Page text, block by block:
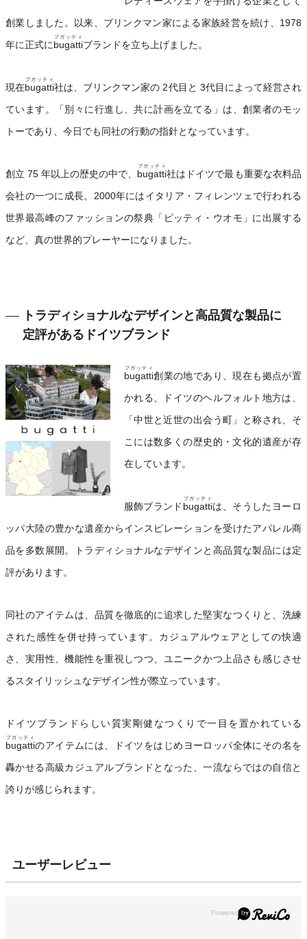
創業しました。以来、ブリンクマン家による家族経営を続け、1978
年に正式にbugatti
ブガッティ
ブランドを立ち上げました。
現在bugatti
ブガッティ
社は、ブリンクマン家の 2代目と 3代目によって経営され
ています。「別々に行進し、共に計画を立てる」は、創業者のモッ
トーであり、今日でも同社の行動の指針となっています。
創立 75 年以上の歴史の中で、 bugatti
ブガッティ
社はドイツで最も重要な衣料品
会社の一つに成長。2000年にはイタリア・フィレンツェで行われる
世界最高峰のファッションの祭典「ピッティ・ウオモ」に出展する
など、真の世界的プレーヤーになりました。
トラディショナルなデザインと高品質な製品に
定評があるドイツブランド
bugatti
ブガッティ
創業の地であり、現在も拠点が置
かれる、ドイツのヘルフォルト地方は、
「中世と近世の出会う町」と称され、そ
こには数多くの歴史的・文化的遺産が存
在しています。
服飾ブランド bugatti
ブガッティ
は、そうしたヨーロ
ッパ大陸の豊かな遺産からインスピレーションを受けたアパレル商
品を多数展開。トラディショナルなデザインと高品質な製品には定
評があります。
同社のアイテムは、品質を徹底的に追求した堅実なつくりと、洗練
された感性を併せ持っています。カジュアルウェアとしての快適
さ、実用性、機能性を重視しつつ、ユニークかつ上品さも感じさせ
るスタイリッシュなデザイン性が際立っています。
ドイツブランドらしい質実剛健なつくりで一目を置かれている
bugatti
ブガッティ
のアイテムには、ドイツをはじめヨーロッパ全体にその名を
轟かせる高級カジュアルブランドとなった、一流ならではの自信と
誇りが感じられます。
ユーザーレビュー